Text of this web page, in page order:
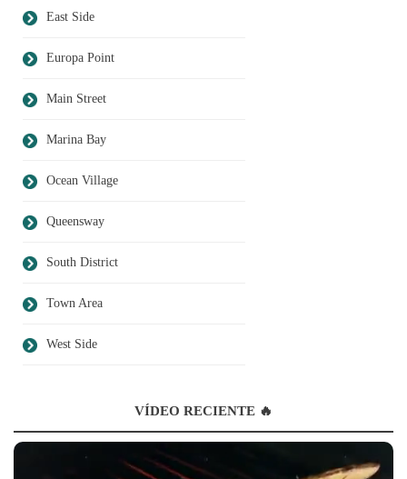
East Side
Europa Point
Main Street
Marina Bay
Ocean Village
Queensway
South District
Town Area
West Side
VÍDEO RECIENTE 🔥